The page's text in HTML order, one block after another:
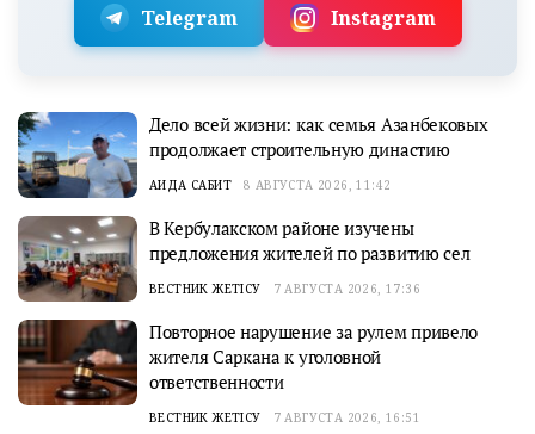
Telegram Instagram
Дело всей жизни: как семья Азанбековых
продолжает строительную династию
АИДА САБИТ 8 АВГУСТА 2026, 11:42
В Кербулакском районе изучены
предложения жителей по развитию сел
ВЕСТНИК ЖЕТІСУ 7 АВГУСТА 2026, 17:36
Повторное нарушение за рулем привело
жителя Саркана к уголовной
ответственности
ВЕСТНИК ЖЕТІСУ 7 АВГУСТА 2026, 16:51